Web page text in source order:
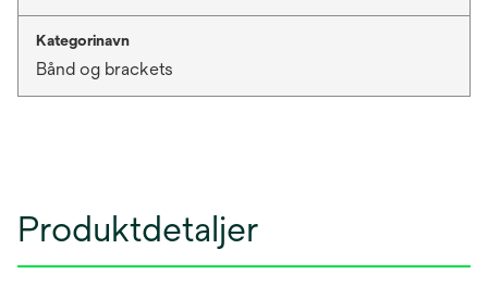
Kategorinavn
Bånd og brackets
Produktdetaljer